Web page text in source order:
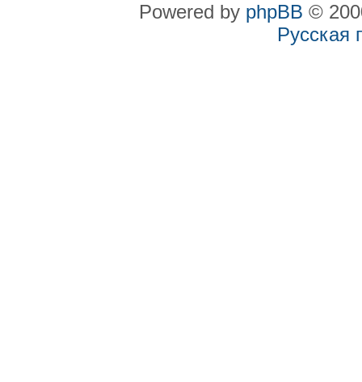
Powered by phpBB ©
Русская